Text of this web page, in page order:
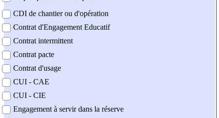
CDI de chantier ou d'opération
Contrat d'Engagement Educatif
Contrat intermittent
Contrat pacte
Contrat d'usage
CUI - CAE
CUI - CIE
Engagement à servir dans la réserve